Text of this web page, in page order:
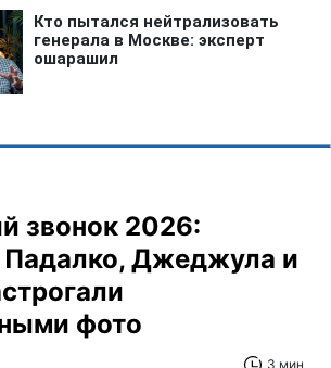
звонок 2026:
Джеджула и
фото
3 мин